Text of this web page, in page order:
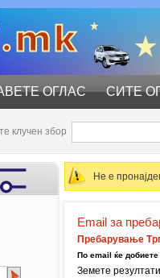
ОГЛАС СИТЕ
клучен збор
Не е
Email за
Пребарување
По email ќе добиете
Земете